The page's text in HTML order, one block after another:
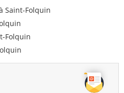
Saint-Folquin
Folquin